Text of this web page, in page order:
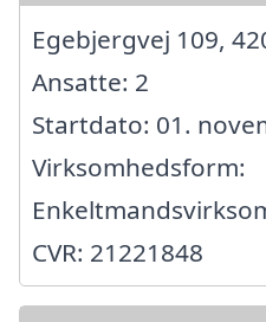
Egebjergvej 109,
Ansatte: 2
Startdato: 01.
Virksomhedsform:
CVR: 21221848